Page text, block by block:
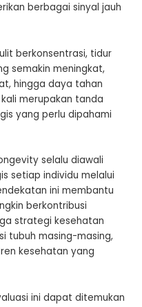
berbagai sinyal jauh
berkonsentrasi, tidur
semakin meningkat,
hingga daya tahan
merupakan tanda
yang perlu dipahami
selalu diawali
setiap individu melalui
ini membantu
berkontribusi
strategi kesehatan
tubuh masing-masing,
kesehatan yang
ini dapat ditemukan